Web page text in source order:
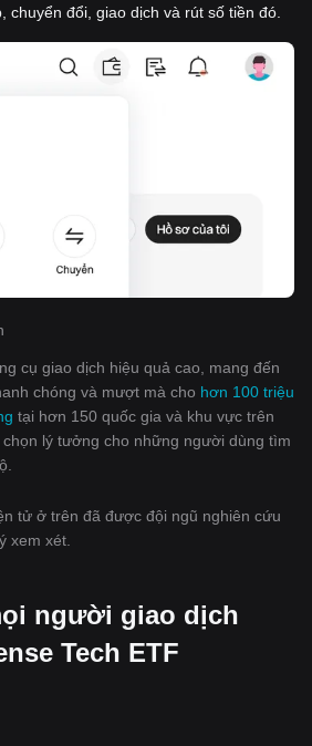
chuyển đổi, giao dịch và rút số tiền đó.
cụ giao dịch hiệu quả cao, mang đến
chóng và mượt mà cho hơn 100 triệu
tại hơn 150 quốc gia và khu vực trên
lý tưởng cho những người dùng tìm
tử ở trên đã được đội ngũ nghiên cứu
xem xét.
người giao dịch
Tech ETF